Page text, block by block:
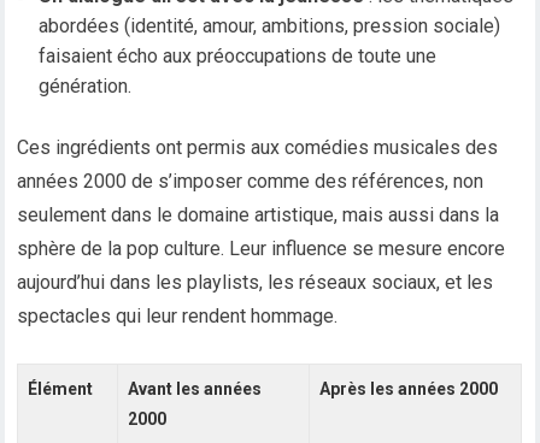
abordées (identité, amour, ambitions, pression sociale)
faisaient écho aux préoccupations de toute une
génération.
Ces ingrédients ont permis aux comédies musicales des
années 2000 de s’imposer comme des références, non
seulement dans le domaine artistique, mais aussi dans la
sphère de la pop culture. Leur influence se mesure encore
aujourd’hui dans les playlists, les réseaux sociaux, et les
spectacles qui leur rendent hommage.
Élément
Avant les années
2000
Après les années 2000